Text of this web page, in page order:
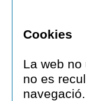
Cookies
La web
no es
navegació.